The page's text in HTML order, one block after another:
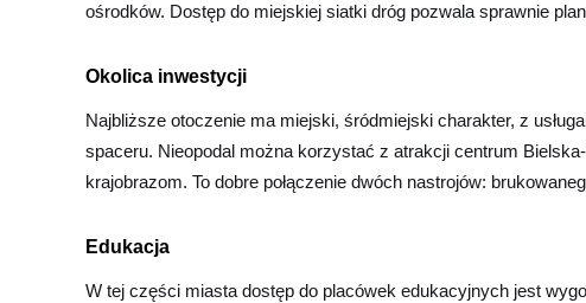
ośrodków. Dostęp do miejskiej siatki dróg pozwala sprawnie
Okolica inwestycji
Najbliższe otoczenie ma miejski, śródmiejski charakter, z
spaceru. Nieopodal można korzystać z atrakcji centrum
krajobrazom. To dobre połączenie dwóch nastrojów:
Edukacja
W tej części miasta dostęp do placówek edukacyjnych jest